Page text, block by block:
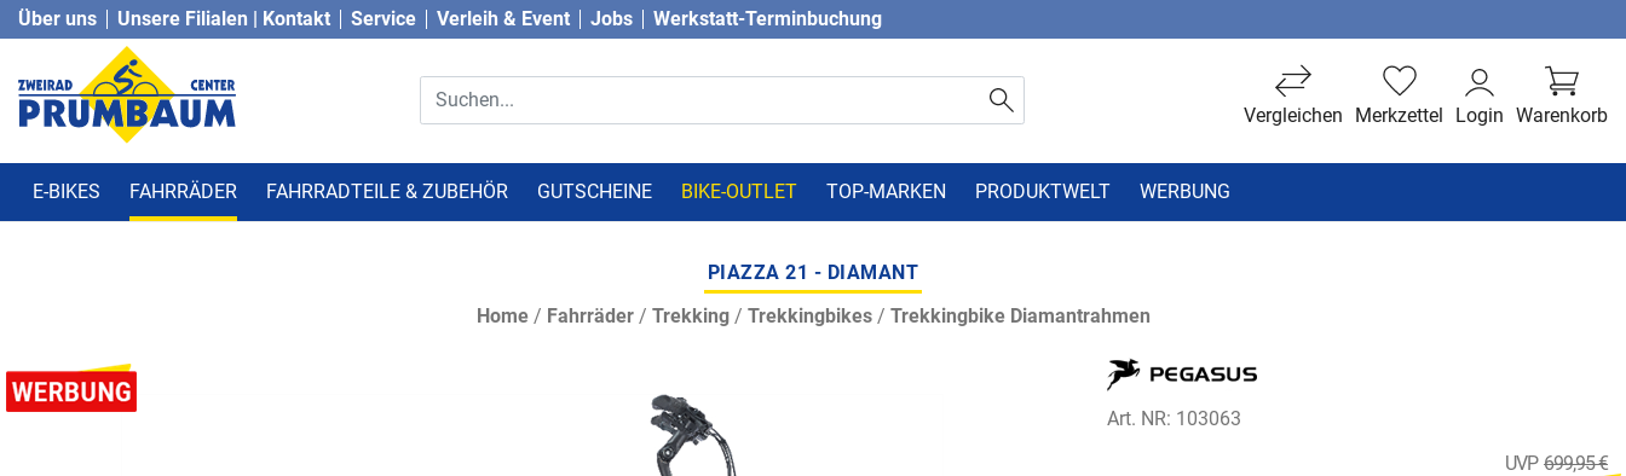
Über uns Unsere Filialen | Kontakt Service Verleih & Event Jobs Werkstatt-Terminbuchung
Warenkorb
Login
Merkzettel
Vergleichen
E-BIKES FAHRRÄDER FAHRRADTEILE & ZUBEHÖR GUTSCHEINE BIKE-OUTLET TOP-MARKEN PRODUKTWELT WERBUNG
PIAZZA 21 - DIAMANT
Home/ Fahrräder/ Trekking/ Trekkingbikes/ Trekkingbike Diamantrahmen
Art. NR: 103063
699,95 €